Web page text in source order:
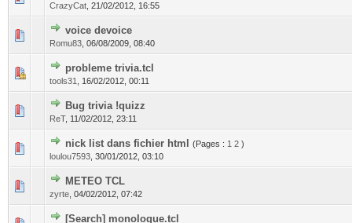
CrazyCat 21/02/2012, 16:55
voice devoice
Romu83 06/08/2009, 08:40
probleme trivia.tcl
tools31 16/02/2012, 00:11
Bug trivia !quizz
ReT, 11/02/2012, 23:11
nick list dans fichier html (Pages : 1 2 )
loulou7593 30/01/2012, 03:10
METEO TCL
zyrte 04/02/2012, 07:42
[Search] monologue.tcl